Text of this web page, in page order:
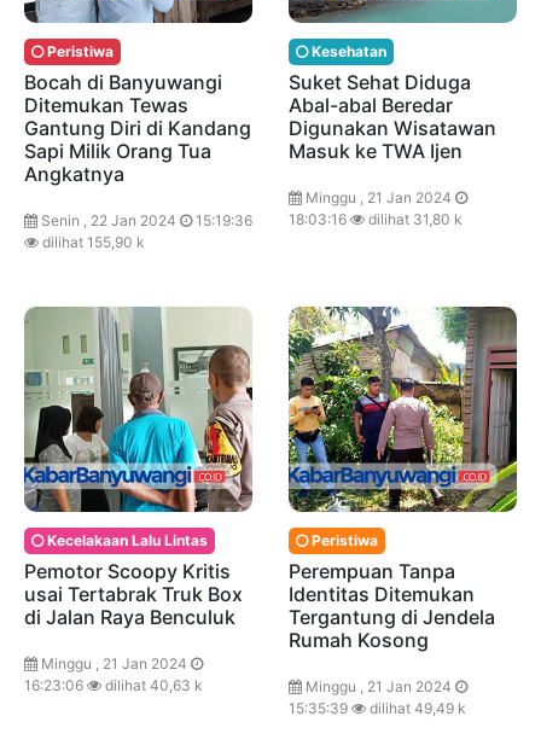
Peristiwa
Bocah di Banyuwangi
Ditemukan Tewas
Gantung Diri di Kandang
Sapi Milik Orang Tua
Angkatnya
Senin , 22 Jan 2024
15:19:36
dilihat 155,90 k
Kesehatan
Suket Sehat Diduga
Abal-abal Beredar
Digunakan Wisatawan
Masuk ke TWA Ijen
Minggu , 21 Jan 2024
18:03:16
dilihat 31,80 k
Kecelakaan Lalu Lintas
Pemotor Scoopy Kritis
usai Tertabrak Truk Box
di Jalan Raya Benculuk
Minggu , 21 Jan 2024
16:23:06
dilihat 40,63 k
Peristiwa
Perempuan Tanpa
Identitas Ditemukan
Tergantung di Jendela
Rumah Kosong
Minggu , 21 Jan 2024
15:35:39
dilihat 49,49 k